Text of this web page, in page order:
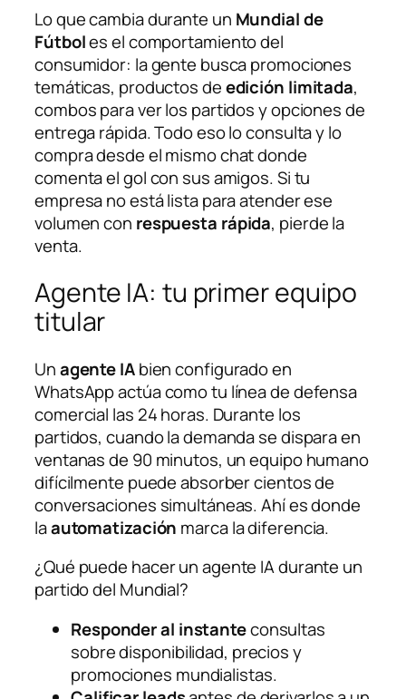
Lo que cambia durante un Mundial de
Fútboles el comportamiento del
consumidor: la gente busca promociones
temáticas, productos deedición limitada,
combos para ver los partidos y opciones de
entrega rápida. Todo eso lo consulta y lo
compra desde el mismo chat donde
comenta el gol con sus amigos. Si tu
empresa no está lista para atender ese
volumen con respuesta rápida, pierde la
venta.
Agente IA: tu primer equipo
titular
Unagente IAbien configurado en
WhatsApp actúa como tu línea de defensa
comercial las 24 horas. Durante los
partidos, cuando la demanda se dispara en
ventanas de 90 minutos, un equipo humano
difícilmente puede absorber cientos de
conversaciones simultáneas. Ahí es donde
laautomatización marca la diferencia.
¿Qué puede hacer un agente IA durante un
partido del Mundial?
Responder al instanteconsultas
sobre disponibilidad, precios y
promociones mundialistas.